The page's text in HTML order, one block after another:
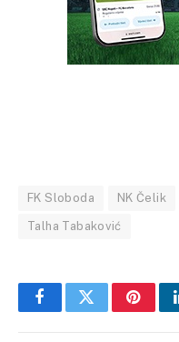
FK Sloboda NK Čelik
Talha Tabaković
FacebookTwitter